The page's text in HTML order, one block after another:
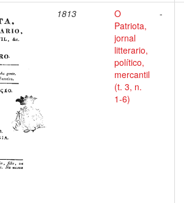
1813
O
Patriota,
jornal
litterario,
político,
mercantil
(t. 3, n.
1-6)
-